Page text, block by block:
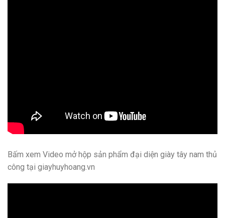
Bấm xem Video mở hộp sản phẩm đại diện giày tây nam thủ
công tại giayhuyhoang.vn